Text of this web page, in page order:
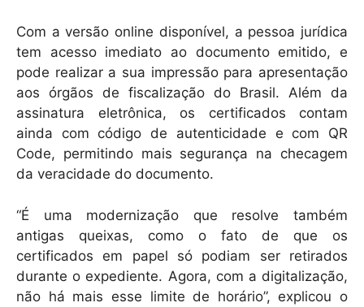
Com a versão online disponível, a pessoa jurídica
tem acesso imediato ao documento emitido, e
pode realizar a sua impressão para apresentação
aos órgãos de fiscalização do Brasil. Além da
assinatura eletrônica, os certificados contam
ainda com código de autenticidade e com QR
Code, permitindo mais segurança na checagem
da veracidade do documento.
“É uma modernização que resolve também
antigas queixas, como o fato de que os
certificados em papel só podiam ser retirados
durante o expediente. Agora, com a digitalização,
não há mais esse limite de horário”, explicou o